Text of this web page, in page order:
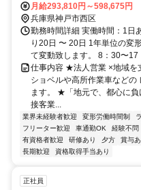
月給293,810円～598,675円
兵庫県神戸市西区
勤務時間詳細 実働時間：1日
り20日 〜 20日 1年単位の変
て変動致します。 8：30〜
仕事内容 ★法人営業 ×地域を
ショベルや高所作業車など
ます。 ★「地元で、都心に負
接客業...
業界未経験者歓迎 変形労働時間制
フリーター歓迎
車通勤OK 経験不問
有資格者歓迎
研修あり 夕方 賞与あ
長期歓迎
資格取得手当あり
正社員